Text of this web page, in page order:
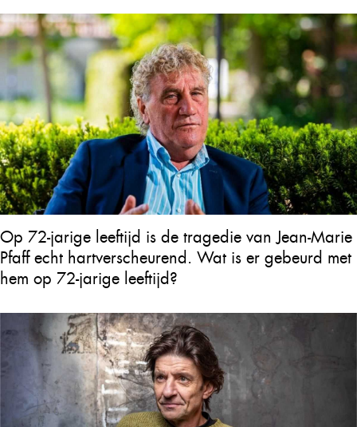
Op 72-jarige leeftijd is de tragedie van Jean-Marie
Pfaff echt hartverscheurend. Wat is er gebeurd met
hem op 72-jarige leeftijd?